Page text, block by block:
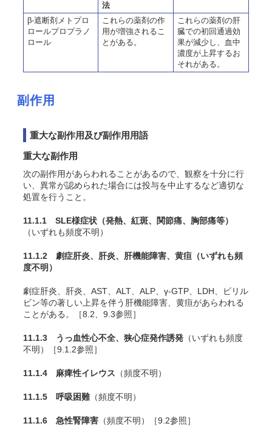
法
β-遮断剤メトプロ
ロールプロプラノ
ロール
これらの薬剤の作
用が増強されるこ
とがある。
これらの薬剤の肝
臓での初回通過効
果が減少し、血中
濃度が上昇するお
それがある。
副作用
重大な副作用及び副作用用語
重大な副作用
次の副作用があらわれることがあるので、観察を十分に行
い、異常が認められた場合には投与を中止するなど適切な
処置を行うこと。
11.1.1 SLE様症状（発熱、紅斑、関節痛、胸部痛等）
（いずれも頻度不明）
11.1.2 劇症肝炎、肝炎、肝機能障害、黄疸 （いずれも頻
度不明）
劇症肝炎、肝炎、AST、ALT、ALP、γ-GTP、LDH、ビリル
ビン等の著しい上昇を伴う肝機能障害、黄疸があらわれる
ことがある。［8.2、9.3参照］
11.1.3 うっ血性心不全、狭心症発作誘発 （いずれも頻度
不明）［9.1.2参照］
11.1.4 麻痺性イレウス （頻度不明）
11.1.5 呼吸困難（頻度不明）
11.1.6 急性腎障害 （頻度不明）［9.2参照］